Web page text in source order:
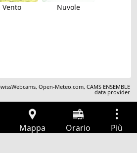
Vento Nuvole
,Open-Meteo.com,CAMS ENSEMBLE
data provider
Mappa Orario Più